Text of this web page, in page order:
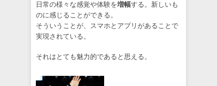
日常の様々な感覚や体験を増幅する。新しいも
のに感じることができる。
そういうことが、スマホとアプリがあることで
実現されている。
それはとても魅力的であると思える。